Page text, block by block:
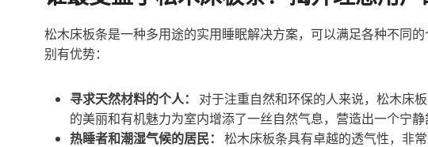
松木床板条是一种多用途的实用睡眠解决方案，可以满足各种不同
别有优势：
寻求天然材料的个人：
对于注重自然和环保的人来说，松木床
的美丽和有机魅力为室内增添了一丝自然气息，营造出一个宁静
热睡者和潮湿气候的居民：
松木床板条具有卓越的透气性，非